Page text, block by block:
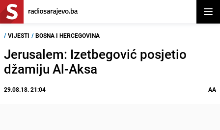
/ VIJESTI / BOSNA I HERCEGOVINA
Jerusalem: Izetbegović posjetio
džamiju Al-Aksa
29.08.18. 21:04 AA